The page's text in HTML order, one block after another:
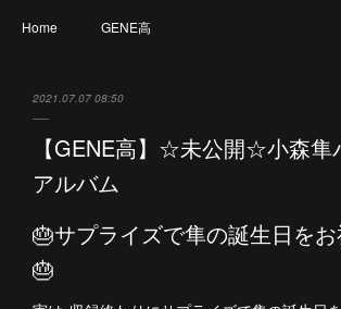
Home GENE高
2021.07.07 08:50
【GENE高】☆未公開☆小森隼
アルバム
🎂サプライズで隼の誕生日を
🎂